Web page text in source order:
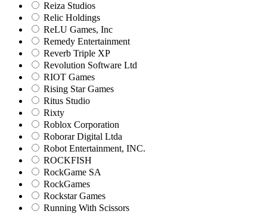
Reiza Studios
Relic Holdings
ReLU Games, Inc
Remedy Entertainment
Reverb Triple XP
Revolution Software Ltd
RIOT Games
Rising Star Games
Ritus Studio
Rixty
Roblox Corporation
Roborar Digital Ltda
Robot Entertainment, INC.
ROCKFISH
RockGame SA
RockGames
Rockstar Games
Running With Scissors